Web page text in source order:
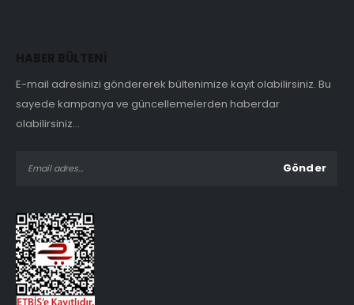
HABER BÜLTENİ
E-mail adresinizi göndererek bültenimize kayıt olabilirsiniz. Bu
sayede kampanya ve güncellemelerden haberdar
olabilirsiniz...